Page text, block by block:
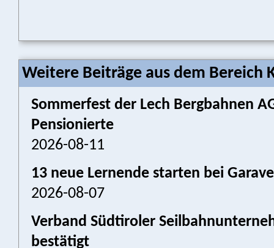
Weitere Beiträge aus dem Bereich
Sommerfest der Lech Bergbahnen
Pensionierte
2026-08-11
13 neue Lernende starten bei
2026-08-07
Verband Südtiroler
bestätigt